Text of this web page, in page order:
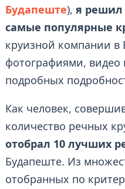
Будапеште), я решил
самые популярные
круизной компании в
фотографиями,
подробных
Как человек,
количество речных
отобрал 10 лучших
Будапеште. Из
отобранных по